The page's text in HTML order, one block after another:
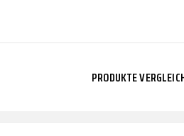
PRODUKTE